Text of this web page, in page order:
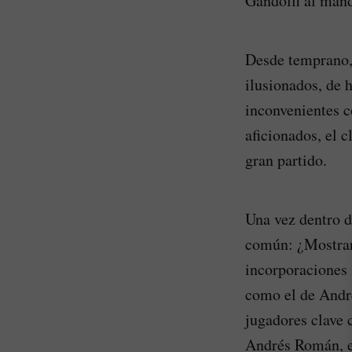
Desde
ilusionados, de
inconvenientes
aficionados, el
gran partido.
Una vez dentro
común:
como el de
jugadores
Andrés Román,